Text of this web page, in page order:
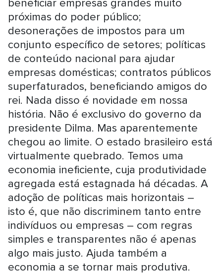
beneficiar empresas grandes muito
próximas do poder público;
desonerações de impostos para um
conjunto específico de setores; políticas
de conteúdo nacional para ajudar
empresas domésticas; contratos públicos
superfaturados, beneficiando amigos do
rei. Nada disso é novidade em nossa
história. Não é exclusivo do governo da
presidente Dilma. Mas aparentemente
chegou ao limite. O estado brasileiro está
virtualmente quebrado. Temos uma
economia ineficiente, cuja produtividade
agregada está estagnada há décadas. A
adoção de políticas mais horizontais –
isto é, que não discriminem tanto entre
indivíduos ou empresas – com regras
simples e transparentes não é apenas
algo mais justo. Ajuda também a
economia a se tornar mais produtiva.